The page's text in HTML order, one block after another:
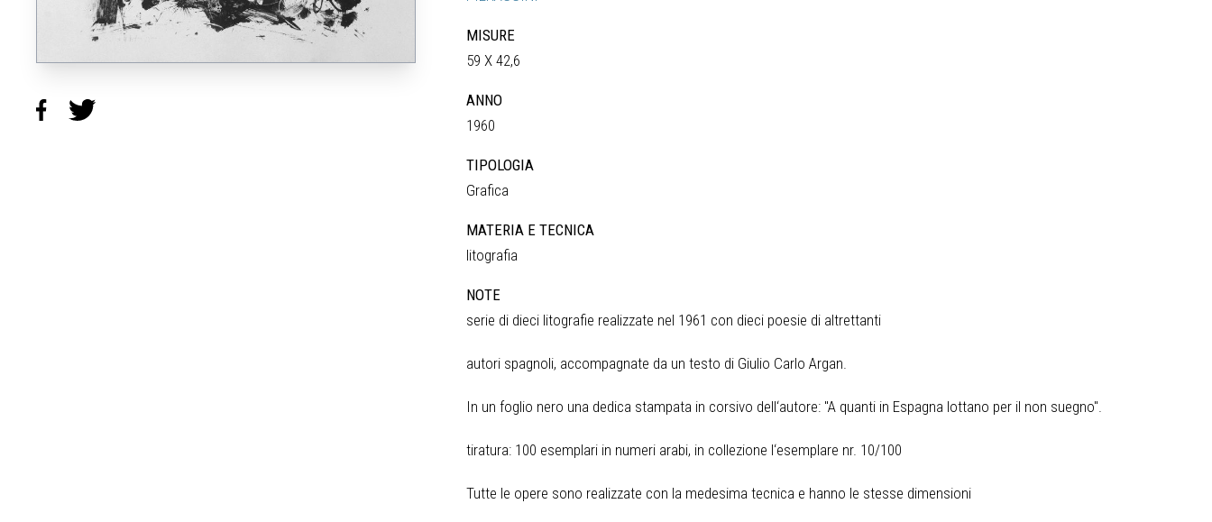
MISURE
59 X 42,6
ANNO
1960
TIPOLOGIA
Grafica
MATERIA E TECNICA
litografia
NOTE
serie di dieci litografie realizzate nel 1961 con dieci poesie di altrettanti
autori spagnoli, accompagnate da un testo di Giulio Carlo Argan.
In un foglio nero una dedica stampata in corsivo dell‘autore: "A quanti in Espagna lottano per il non suegno".
tiratura: 100 esemplari in numeri arabi, in collezione l‘esemplare nr. 10/100
Tutte le opere sono realizzate con la medesima tecnica e hanno le stesse dimensioni